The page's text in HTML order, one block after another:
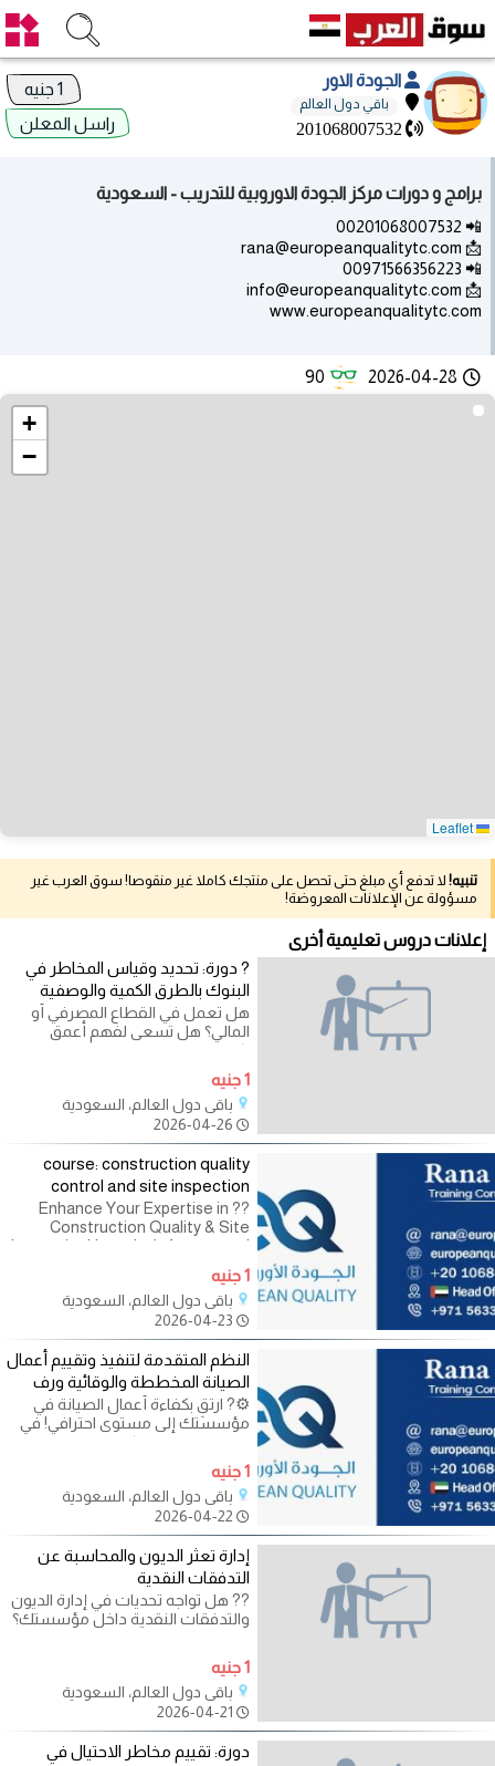
الجودة الاور
باقي دول العالم
201068007532
راسل المعلن
برامج و دورات مركز الجودة الاوروبية للتدريب - السعودية
📲 00201068007532
📩 rana@europeanqualitytc.com
📲 00971566356223
📩 info@europeanqualitytc.com
www.europeanqualitytc.com
2026-04-28
90
+
−
تنبيه! لا تدفع أي مبلغ حتى تحصل على منتجك كاملا غير منقوصا! سوق العرب غير
مسؤولة عن الإعلانات المعروضة!
إعلانات دروس تعليمية أخرى
? دورة: تحديد وقياس المخاطر في
البنوك بالطرق الكمية والوصفية
هل تعمل في القطاع المصرفي أو
المالي؟ هل تسعى لفهم أعمق
لكيفية إدارة المخاطر واتخاذ قرارات
أكثر
1 جنيه
باقي دول العالم، السعودية
course: construction quality
control and site inspection
?️? Enhance Your Expertise in
Construction Quality & Site
Inspection! In today’s fast-paced
construction industry, maintaining
high quality standards and
effective site
1 جنيه
باقي دول العالم، السعودية
النظم المتقدمة لتنفيذ وتقييم أعمال
الصيانة المخططة والوقائية ورف
⚙️? ارتقِ بكفاءة أعمال الصيانة في
مؤسستك إلى مستوى احترافي! في
عالم يعتمد على الكفاءة
1 جنيه
باقي دول العالم، السعودية
إدارة تعثر الديون والمحاسبة عن
التدفقات النقدية
?? هل تواجه تحديات في إدارة الديون
والتدفقات النقدية داخل مؤسستك؟
1 جنيه
باقي دول العالم، السعودية
دورة: تقييم مخاطر الاحتيال في